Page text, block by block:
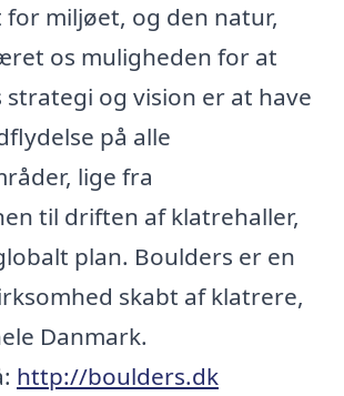
for miljøet, og den natur,
os muligheden for at
strategi og vision er at have
på alle
lige fra
til driften af klatrehaller,
plan. Boulders er en
skabt af klatrere,
Danmark.
http://boulders.dk